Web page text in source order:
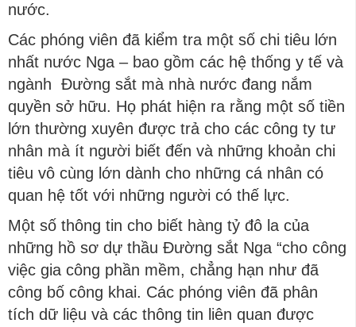
nước.
Các phóng viên đã kiểm tra một số chi tiêu lớn
nhất nước Nga – bao gồm các hệ thống y tế và
ngành Đường sắt mà nhà nước đang nắm
quyền sở hữu. Họ phát hiện ra rằng một số tiền
lớn thường xuyên được trả cho các công ty tư
nhân mà ít người biết đến và những khoản chi
tiêu vô cùng lớn dành cho những cá nhân có
quan hệ tốt với những người có thế lực.
Một số thông tin cho biết hàng tỷ đô la của
những hồ sơ dự thầu Đường sắt Nga “cho công
việc gia công phần mềm, chẳng hạn như đã
công bố công khai. Các phóng viên đã phân
tích dữ liệu và các thông tin liên quan được